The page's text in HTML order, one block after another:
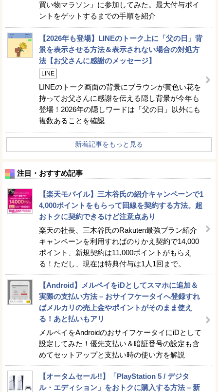
買い物マラソン』に参加してみた。最大付与ポイ
ントをゲットするまでの手順を紹介
【2026年も登場】LINEのトーク上に「父の日」背
景を表示させる方法＆表示されない場合の対処方
法【お父さんに感謝のメッセージ】
LINE
LINEのトーク画面の背景にブラウンが黄色い花を
持ってお父さんに感謝を伝える隠し背景が今年も
登場！2026年の隠しワードは「父の日」以外にも
複数あることを確認
新着記事をもっと見る
注目・おすすめ記事
【楽天モバイル】三木谷氏の紹介キャンペーンで1
4,000ポイントをもらって回線を契約する方法。超
おトクに契約できるけど注意点あり
楽天の社長、三木谷氏のRakuten最強プラン紹介
キャンペーンを利用すればのりかえ契約で14,000
ポイント、新規契約は11,000ポイントがもらえ
る！ただし、現在は特典付与は1人1回まで。
【Android】メルペイをiDとしてスマホに追加＆
実際の支払い方法 – おサイフケータイへ登録すれ
ばメルカリの売上金やポイントがそのまま使え
る！あと払いもアリ
メルペイをAndroidのおサイフケータイにiDとして
設定してみた！優先支払い＆暗証番号の設定も含
めてセットアップと支払い時の使い方を解説
【オータムセール!!】「PlayStation 5 / デジタ
ル・エディション」をおトクに購入する方法 – 新